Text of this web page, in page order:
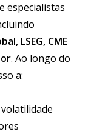
especialistas
LSEG, CME
. Ao longo do
a: